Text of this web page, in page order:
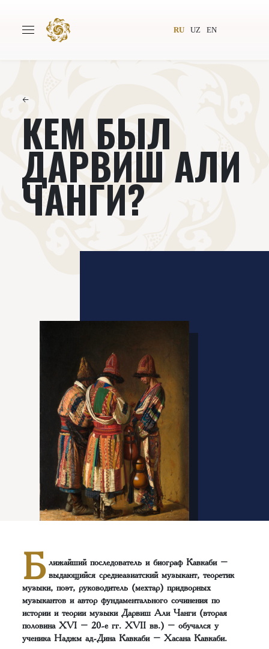
RU UZ EN
Авторы Всемирное общество
Издательство
Проекты
Книги
←
КЕМ БЫЛ
ДАРВИШ АЛИ
ЧАНГИ?
Б лижайший последователь и биограф Кавкаби –
выдающийся среднеазиатский музыкант, теоретик
музыки, поэт, руководитель (мехтар) придворных
музыкантов и автор фундаментального сочинения по
истории и теории музыки Дарвиш Али Чанги (вторая
половина XVI – 20-е гг. XVII вв.) – обучался у
ученика Наджм ад-Дина Кавкаби – Хасана Кавкаби.